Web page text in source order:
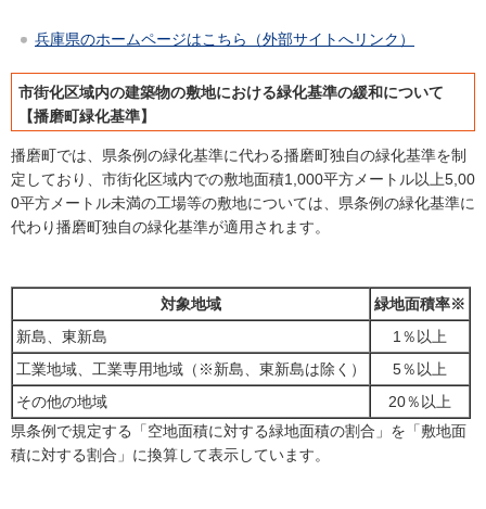
兵庫県のホームページはこちら（外部サイトへリンク）
市街化区域内の建築物の敷地における緑化基準の緩和について
【播磨町緑化基準】
播磨町では、県条例の緑化基準に代わる播磨町独自の緑化基準を制
定しており、市街化区域内での敷地面積1,000平方メートル以上5,00
0平方メートル未満の工場等の敷地については、県条例の緑化基準に
代わり播磨町独自の緑化基準が適用されます。
対象地域
緑地面積率※
新島、東新島
1％以上
工業地域、工業専用地域（※新島、東新島は除く）
5％以上
その他の地域
20％以上
県条例で規定する「空地面積に対する緑地面積の割合」を「敷地面
積に対する割合」に換算して表示しています。